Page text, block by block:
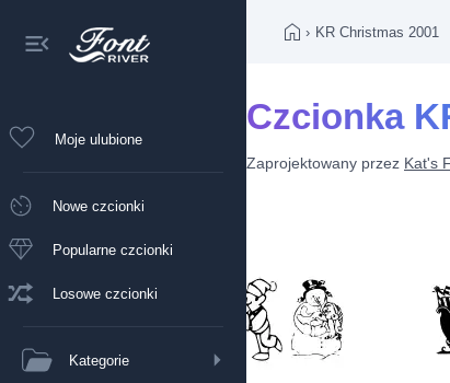
Moje ulubione
Nowe czcionki
Popularne czcionki
Losowe czcionki
Kategorie
› KR Christmas 2001
Czcionka
Zaprojektowany przez Kat's